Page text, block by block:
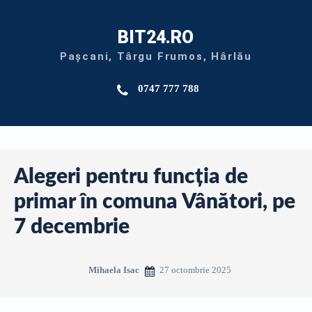
BIT24.RO
Pașcani, Târgu Frumos, Hârlău
0747 777 788
Alegeri pentru funcția de
primar în comuna Vânători, pe
7 decembrie
Mihaela Isac 27 octombrie 2025